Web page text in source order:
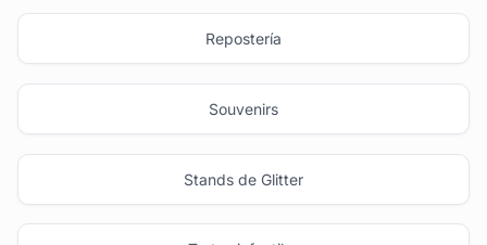
Repostería
Souvenirs
Stands de Glitter